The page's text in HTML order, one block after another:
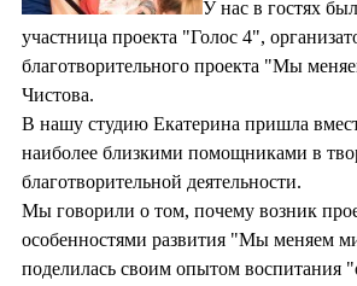
У нас в гостях
участница проекта "Голос 4",
благотворительного проекта "Мы
Чистова.
В нашу студию Екатерина пришла
наиболее близкими помощниками в
благотворительной деятельности.
Мы говорили о том, почему возник
особенностями развития "Мы меняем
поделилась своим опытом воспитания